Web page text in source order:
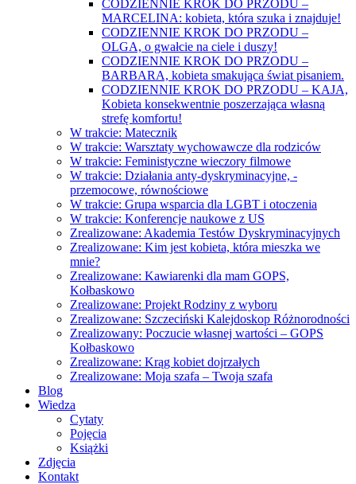
CODZIENNIE KROK DO PRZODU –
MARCELINA: kobieta, która szuka i znajduje!
CODZIENNIE KROK DO PRZODU –
OLGA, o gwałcie na ciele i duszy!
CODZIENNIE KROK DO PRZODU –
BARBARA, kobieta smakująca świat pisaniem.
CODZIENNIE KROK DO PRZODU – KAJA,
Kobieta konsekwentnie poszerzająca własną
strefę komfortu!
W trakcie: Matecznik
W trakcie: Warsztaty wychowawcze dla rodziców
W trakcie: Feministyczne wieczory filmowe
W trakcie: Działania anty-dyskryminacyjne, -
przemocowe, równościowe
W trakcie: Grupa wsparcia dla LGBT i otoczenia
W trakcie: Konferencje naukowe z US
Zrealizowane: Akademia Testów Dyskryminacyjnych
Zrealizowane: Kim jest kobieta, która mieszka we
mnie?
Zrealizowane: Kawiarenki dla mam GOPS,
Kołbaskowo
Zrealizowane: Projekt Rodziny z wyboru
Zrealizowane: Szczeciński Kalejdoskop Różnorodności
Zrealizowany: Poczucie własnej wartości – GOPS
Kołbaskowo
Zrealizowane: Krąg kobiet dojrzałych
Zrealizowane: Moja szafa – Twoja szafa
Blog
Wiedza
Cytaty
Pojęcia
Książki
Zdjęcia
Kontakt